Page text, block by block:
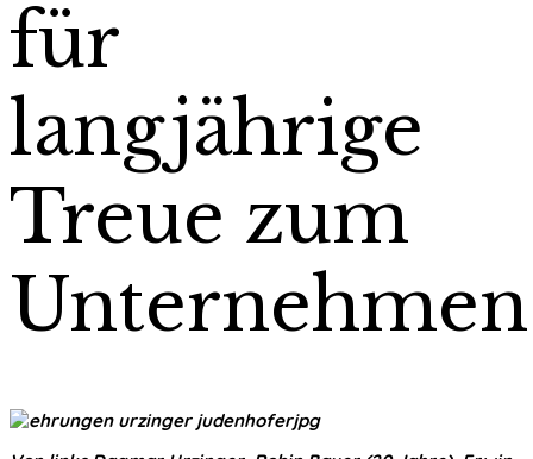
für
langjährige
Treue zum
Unternehmen